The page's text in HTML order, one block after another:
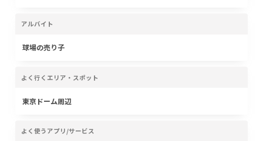
アルバイト
球場の売り子
よく行くエリア・スポット
東京ドーム周辺
よく使うアプリ/サービス